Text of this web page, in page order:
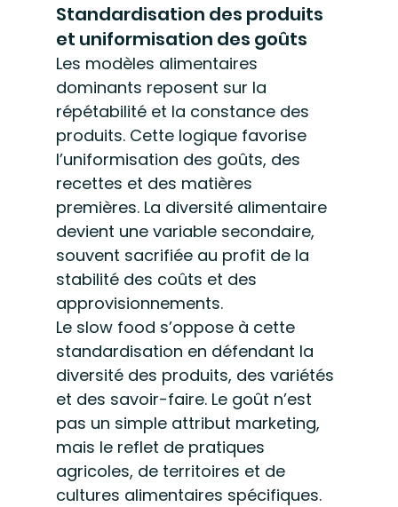
Standardisation des produits
et uniformisation des goûts
Les modèles alimentaires
dominants reposent sur la
répétabilité et la constance des
produits. Cette logique favorise
l’uniformisation des goûts, des
recettes et des matières
premières. La diversité alimentaire
devient une variable secondaire,
souvent sacrifiée au profit de la
stabilité des coûts et des
approvisionnements.
Le slow food s’oppose à cette
standardisation en défendant la
diversité des produits, des variétés
et des savoir-faire. Le goût n’est
pas un simple attribut marketing,
mais le reflet de pratiques
agricoles, de territoires et de
cultures alimentaires spécifiques.